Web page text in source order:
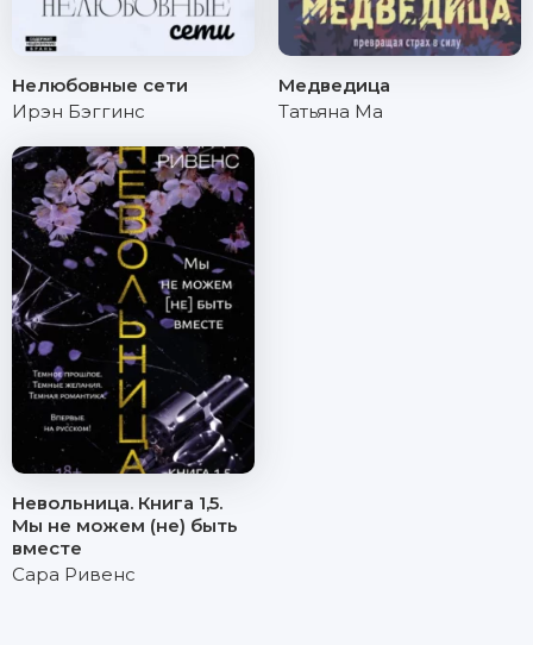
Нелюбовные сети
Ирэн Бэггинс
Медведица
Татьяна Ма
Невольница. Книга 1,5.
Мы не можем (не) быть
вместе
Сара Ривенс